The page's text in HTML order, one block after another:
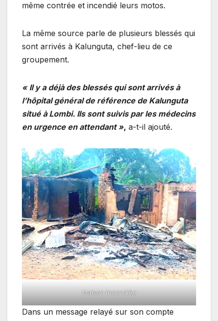
même contrée et incendié leurs motos.
La même source parle de plusieurs blessés qui
sont arrivés à Kalunguta, chef-lieu de ce
groupement.
« Il y a déjà des blessés qui sont arrivés à
l’hôpital général de référence de Kalunguta
situé à Lombi. Ils sont suivis par les médecins
en urgence en attendant », a-t-il ajouté.
Maison incendiée
Dans un message relayé sur son compte